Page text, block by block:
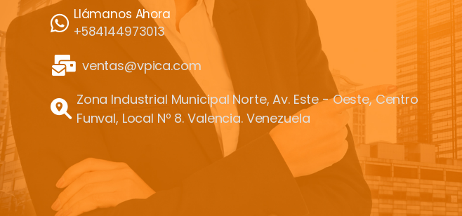
Llámanos Ahora
+584144973013
ventas@vpica.com
Zona Industrial Municipal Norte, Av. Este - Oeste, Centro
Funval, Local Nº 8. Valencia. Venezuela